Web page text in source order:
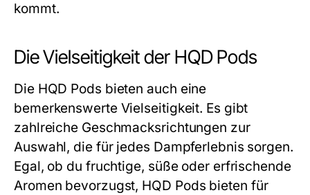
kommt.
Die Vielseitigkeit der HQD Pods
Die HQD Pods bieten auch eine
bemerkenswerte Vielseitigkeit. Es gibt
zahlreiche Geschmacksrichtungen zur
Auswahl, die für jedes Dampferlebnis sorgen.
Egal, ob du fruchtige, süße oder erfrischende
Aromen bevorzugst, HQD Pods bieten für